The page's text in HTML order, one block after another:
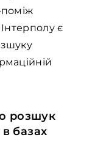
є
розшук
базах